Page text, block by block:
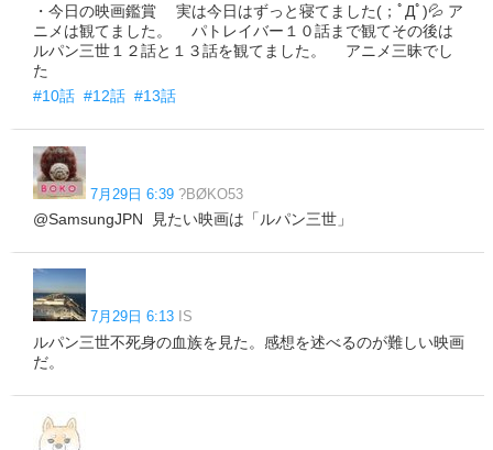
・今日の映画鑑賞 実は今日はずっと寝てました(；ﾟДﾟ)💦 ア
ニメは観てました。 パトレイバー１０話まで観てその後は
ルパン三世１２話と１３話を観てました。 アニメ三昧でし
た
#10話 #12話 #13話
7月29日 6:39 ?BØKO53
@SamsungJPN 見たい映画は「ルパン三世」
7月29日 6:13 IS
ルパン三世不死身の血族を見た。感想を述べるのが難しい映画
だ。